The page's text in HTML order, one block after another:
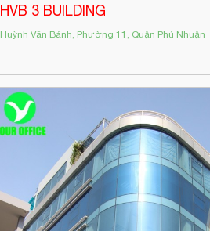
HVB 3 BUILDING
Huỳnh Văn Bánh, Phường 11, Quận Phú Nhuận